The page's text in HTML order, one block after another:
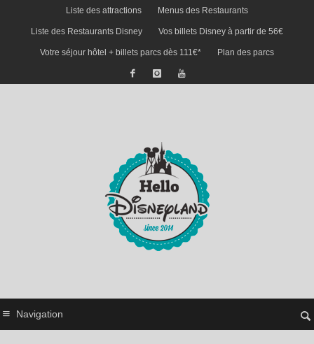
Liste des attractions Menus des Restaurants
Liste des Restaurants Disney Vos billets Disney à partir de 56€
Votre séjour hôtel + billets parcs dès 111€* Plan des parcs
Navigation